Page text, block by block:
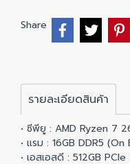
Share
รายละเอียดสินค้า
• ซีพียู : AMD Ryzen 7
• แรม : 16GB DDR5 (On
• เอสเอสดี : 512GB